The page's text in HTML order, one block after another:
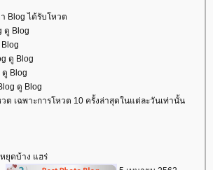
Blog ได้รับโหวต
ดู Blog
ดู Blog
Blog
ดู Blog
ต เฉพาะการโหวต 10 ครั้งล่าสุดในแต่ละวันเท่านั้น
ยุดบ้าง แฮร่